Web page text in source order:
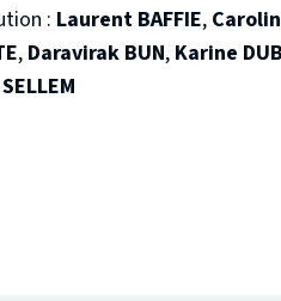
: Laurent BAFFIE,
, Daravirak BUN, Karine